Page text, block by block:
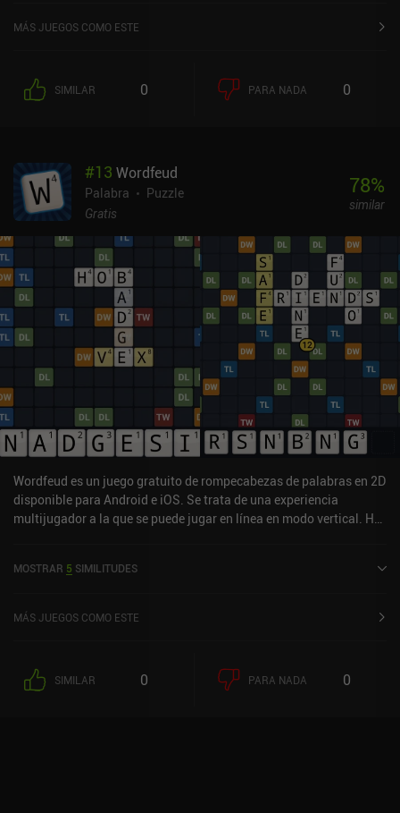
MÁS JUEGOS COMO ESTE
SIMILAR 0 PARA NADA 0
#13 Wordfeud
Palabra
Puzzle
Gratis
78%
similar
Wordfeud es un juego gratuito de rompecabezas de palabras en 2D
disponible para Android e iOS. Se trata de una experiencia
multijugador a la que se puede jugar en línea en modo vertical. Ha
actualmente una valoración de 4,6 sobre 5,0 en Google Play y de
MOSTRAR 5 SIMILITUDES
MÁS JUEGOS COMO ESTE
SIMILAR 0 PARA NADA 0